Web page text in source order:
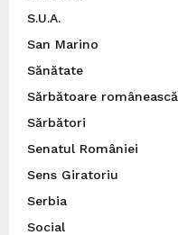
S.U.A.
San Marino
Sănătate
Sărbătoare românească
Sărbători
Senatul României
Sens Giratoriu
Serbia
Social